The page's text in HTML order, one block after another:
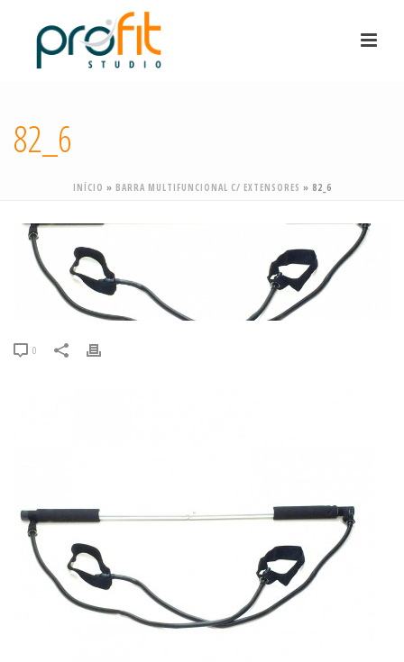
82_6
INÍCIO » BARRA MULTIFUNCIONAL C/ EXTENSORES » 82_6
0